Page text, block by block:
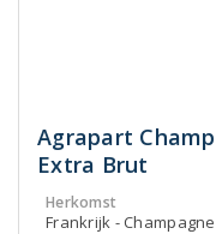
Agrapart
Extra Brut
Herkomst
Frankrijk - Champagne